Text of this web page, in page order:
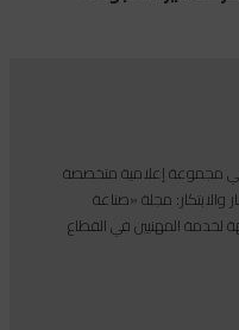
إندوستريكوم عام 2013، وهي مجموعة إعلامية متخصصة
والابتكار: مجلة «صناعة
لخدمة المهنيين في القطاع